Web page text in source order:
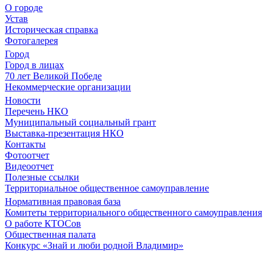
О городе
Устав
Историческая справка
Фотогалерея
Город
Город в лицах
70 лет Великой Победе
Некоммерческие организации
Новости
Перечень НКО
Муниципальный социальный грант
Выставка-презентация НКО
Контакты
Фотоотчет
Видеоотчет
Полезные ссылки
Территориальное общественное самоуправление
Нормативная правовая база
Комитеты территориального общественного самоуправления
О работе КТОСов
Общественная палата
Конкурс «Знай и люби родной Владимир»